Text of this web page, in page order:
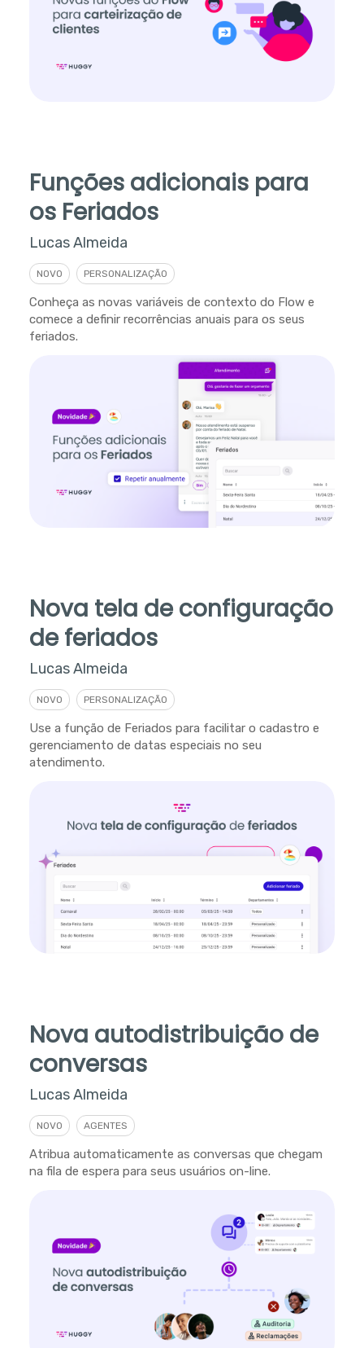
Funções adicionais para
os Feriados
Lucas Almeida
NOVO PERSONALIZAÇÃO
Conheça as novas variáveis de contexto do Flow e
comece a definir recorrências anuais para os seus
feriados.
Nova tela de configuração
de feriados
Lucas Almeida
NOVO PERSONALIZAÇÃO
Use a função de Feriados para facilitar o cadastro e
gerenciamento de datas especiais no seu
atendimento.
Nova autodistribuição de
conversas
Lucas Almeida
NOVO AGENTES
Atribua automaticamente as conversas que chegam
na fila de espera para seus usuários on-line.